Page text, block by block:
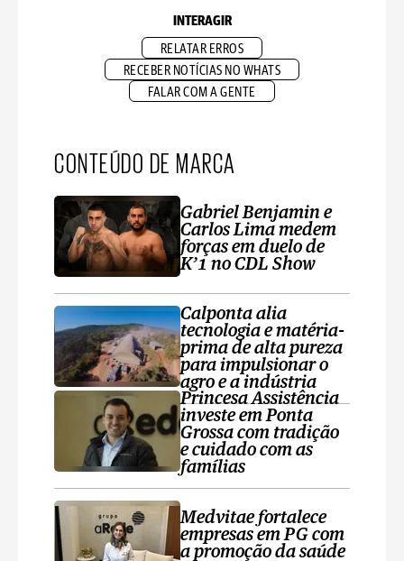
INTERAGIR
RELATAR ERROS
RECEBER NOTÍCIAS NO WHATS
FALAR COM A GENTE
CONTEÚDO DE MARCA
Gabriel Benjamin e
Carlos Lima medem
forças em duelo de
K’1 no CDL Show
Calponta alia
tecnologia e matéria-
prima de alta pureza
para impulsionar o
agro e a indústria
Princesa Assistência
investe em Ponta
Grossa com tradição
e cuidado com as
famílias
Medvitae fortalece
empresas em PG com
a promoção da saúde